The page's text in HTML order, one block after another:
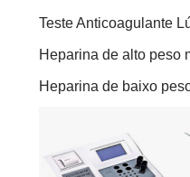
Teste Anticoagulante
Heparina de alto peso
Heparina de baixo